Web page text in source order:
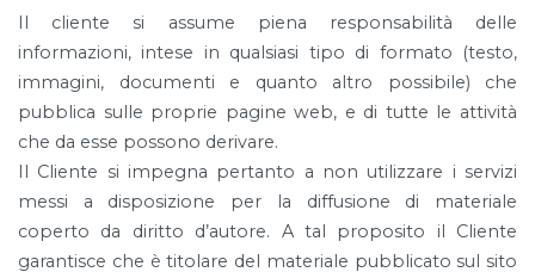
Il cliente si assume piena responsabilità delle
informazioni, intese in qualsiasi tipo di formato (testo,
immagini, documenti e quanto altro possibile) che
pubblica sulle proprie pagine web, e di tutte le attività
che da esse possono derivare.
Il Cliente si impegna pertanto a non utilizzare i servizi
messi a disposizione per la diffusione di materiale
coperto da diritto d’autore. A tal proposito il Cliente
garantisce che è titolare del materiale pubblicato sul sito